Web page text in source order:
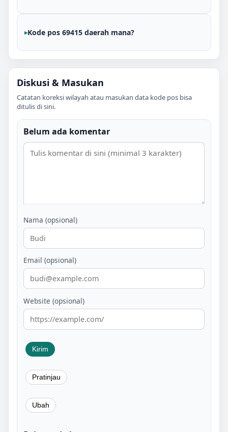
Kode pos 69415 daerah mana?
Diskusi & Masukan
Catatan koreksi wilayah atau masukan data kode pos bisa
ditulis di sini.
Belum ada komentar
Nama (opsional)
Email (opsional)
Website (opsional)